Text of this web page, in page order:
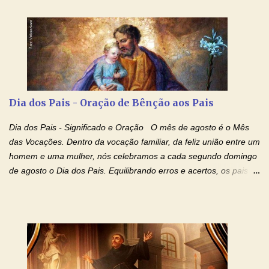
Ágape de nosso Pai Santo - Jesus - te curar, deixe nossa
Mãezinha do Céu - Maria - te proteger com Seu divino manto.
Não desista, Jesus irá curar todas suas feridas, Creia! Adriana-
Devoção e Fé Oração de Libertação das Drogas (São Miguel
Arcanjo) "Senhor, Pai Eterno, em Nome de Teu Filho Jesus,
se encontram encarcerados em um vício, escravos de alguma
droga. Senhor, Pai Poderoso e cheio de Misericórdia, na
autoridade do Nome de Jesus libertai da escravidão do vício das
drogas, c...
Dia dos Pais - Oração de Bênção aos Pais
Dia dos Pais - Significado e Oração O mês de agosto é o Mês
das Vocações. Dentro da vocação familiar, da feliz união entre um
homem e uma mulher, nós celebramos a cada segundo domingo
de agosto o Dia dos Pais. Equilibrando erros e acertos, os pais
conforto, boa alimentação, educação de qualidade. E, em geral,
procuram orientá-los para que enfrentem o mundo, com suas
alegrias, com seus dissabores. Acompanham-nos em suas